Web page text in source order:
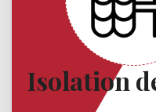
Isolation